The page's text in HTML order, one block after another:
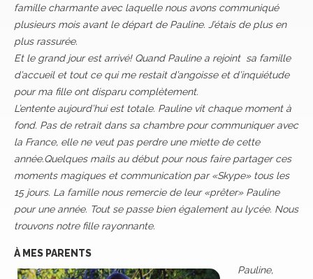
famille charmante avec laquelle nous avons communiqué
plusieurs mois avant le départ de Pauline. J’étais de plus en
plus rassurée.
Et le grand jour est arrivé! Quand Pauline a rejoint sa famille
d’accueil et tout ce qui me restait d’angoisse et d’inquiétude
pour ma fille ont disparu complètement.
L’entente aujourd’hui est totale. Pauline vit chaque moment à
fond. Pas de retrait dans sa chambre pour communiquer avec
la France, elle ne veut pas perdre une miette de cette
année.Quelques mails au début pour nous faire partager ces
moments magiques et communication par«Skype»tous les
15 jours. La famille nous remercie de leur«prêter»Pauline
pour une année. Tout se passe bien également au lycée. Nous
trouvons notre fille rayonnante.
À MES PARENTS
Pauline,